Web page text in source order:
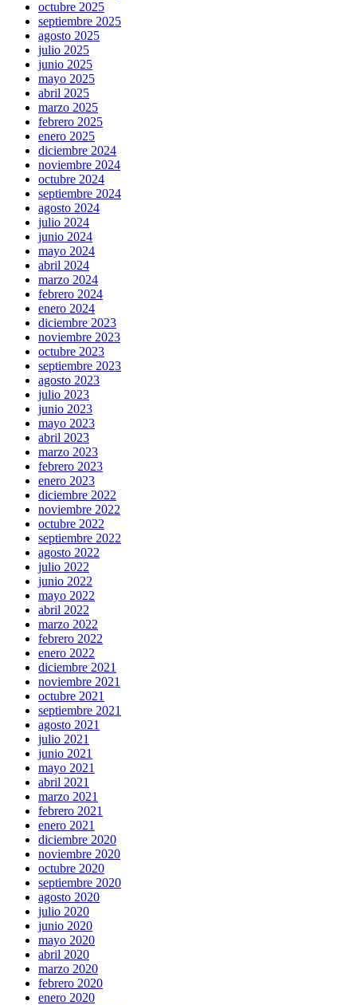
octubre 2025
septiembre 2025
agosto 2025
julio 2025
junio 2025
mayo 2025
abril 2025
marzo 2025
febrero 2025
enero 2025
diciembre 2024
noviembre 2024
octubre 2024
septiembre 2024
agosto 2024
julio 2024
junio 2024
mayo 2024
abril 2024
marzo 2024
febrero 2024
enero 2024
diciembre 2023
noviembre 2023
octubre 2023
septiembre 2023
agosto 2023
julio 2023
junio 2023
mayo 2023
abril 2023
marzo 2023
febrero 2023
enero 2023
diciembre 2022
noviembre 2022
octubre 2022
septiembre 2022
agosto 2022
julio 2022
junio 2022
mayo 2022
abril 2022
marzo 2022
febrero 2022
enero 2022
diciembre 2021
noviembre 2021
octubre 2021
septiembre 2021
agosto 2021
julio 2021
junio 2021
mayo 2021
abril 2021
marzo 2021
febrero 2021
enero 2021
diciembre 2020
noviembre 2020
octubre 2020
septiembre 2020
agosto 2020
julio 2020
junio 2020
mayo 2020
abril 2020
marzo 2020
febrero 2020
enero 2020